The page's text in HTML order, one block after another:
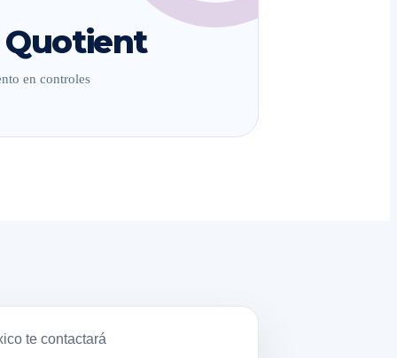
Quotient
en controles